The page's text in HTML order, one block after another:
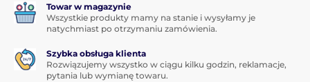
Towar w magazynie
Wszystkie produkty mamy na stanie i wysyłamy je
natychmiast po otrzymaniu zamówienia.
Szybka obsługa klienta
Rozwiązujemy wszystko w ciągu kilku godzin, reklamacje,
pytania lub wymianę towaru.